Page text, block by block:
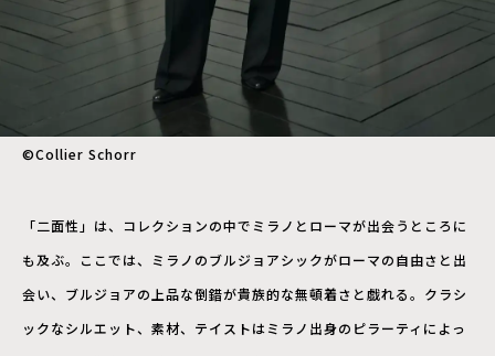
©︎Collier Schorr
「二面性」は、コレクションの中でミラノとローマが出会うところに
も及ぶ。ここでは、ミラノのブルジョアシックがローマの自由さと出
会い、ブルジョアの上品な倒錯が貴族的な無頓着さと戯れる。クラシ
ックなシルエット、素材、テイストはミラノ出身のピラーティによっ